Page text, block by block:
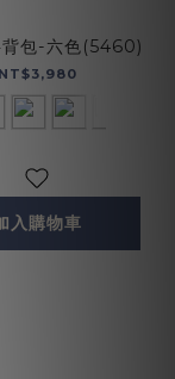
背包-六色(5460)
NT$3,980
入購物車